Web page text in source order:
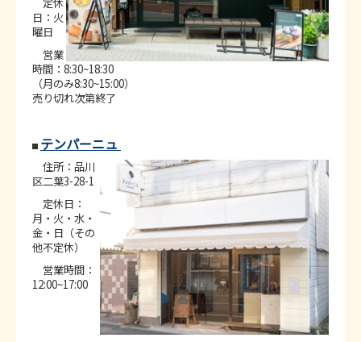
日：火
曜日
営業
時間：8:30~18:30
（月のみ8:30~15:00）
売り切れ次第終了
テンパーニュ
住所：品川
区二葉3-28-1
定休日：
月・火・水・
金・日（その
他不定休）
営業時間：
12:00~17:00